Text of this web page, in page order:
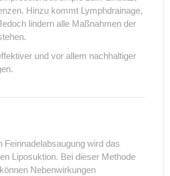
Hinzu kommt Lymphdrainage,
lindern alle Maßnahmen der
und vor allem nachhaltiger
wird das
Liposuktion. Bei dieser Methode
Nebenwirkungen